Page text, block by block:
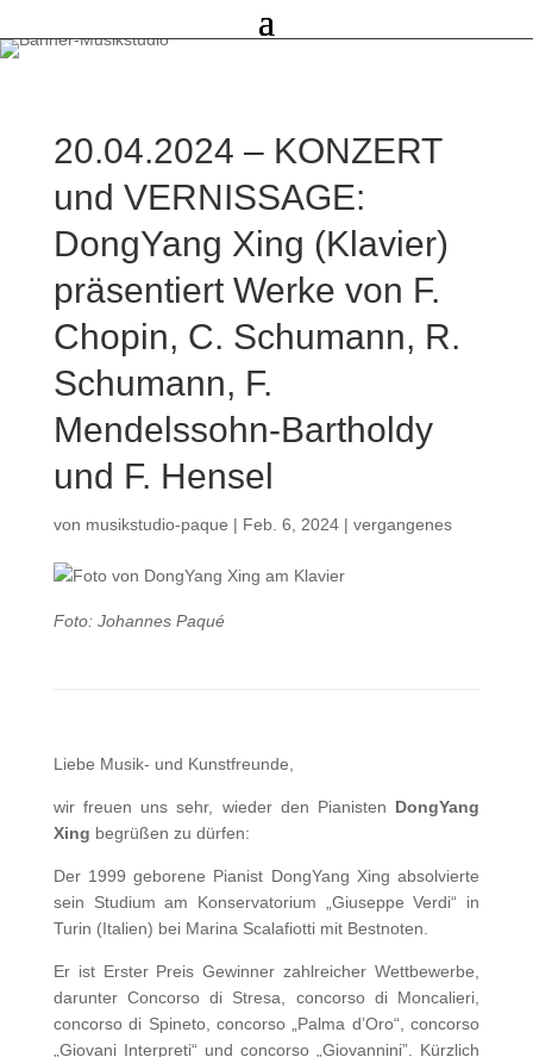
20.04.2024 – KONZERT
und VERNISSAGE:
DongYang Xing (Klavier)
präsentiert Werke von F.
Chopin, C. Schumann, R.
Schumann, F.
Mendelssohn-Bartholdy
und F. Hensel
von musikstudio-paque | Feb. 6, 2024| vergangenes
Foto: Johannes Paqué
Liebe Musik- und Kunstfreunde,
wir freuen uns sehr, wieder den Pianisten DongYang
Xing begrüßen zu dürfen:
Der 1999 geborene Pianist DongYang Xing absolvierte
sein Studium am Konservatorium „Giuseppe Verdi“ in
Turin (Italien) bei Marina Scalafiotti mit Bestnoten.
Er ist Erster Preis Gewinner zahlreicher Wettbewerbe,
darunter Concorso di Stresa, concorso di Moncalieri,
concorso di Spineto, concorso „Palma d’Oro“, concorso
„Giovani Interpreti“ und concorso „Giovannini”. Kürzlich